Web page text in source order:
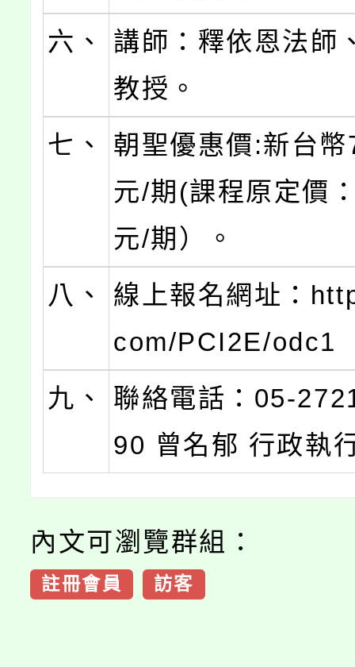
六、
講師：釋依恩法師
教授。
七、
朝聖優惠價:新台
元/期(課程原定價
元/期）。
八、
線上報名網址：
com/PCI2E/odc1
九、
聯絡電話：05-
90 曾名郁 行政執
內文可瀏覽群組：
註冊會員 訪客